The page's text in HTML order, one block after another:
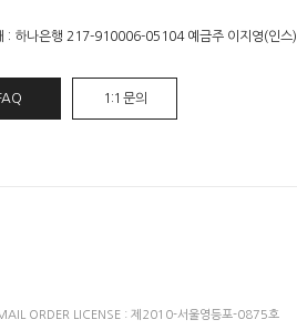
: 하나은행 217-910006-05104 예금주 이지영(인스)
1:1 문의
ORDER LICENSE : 제2010-서울영등포-0875호